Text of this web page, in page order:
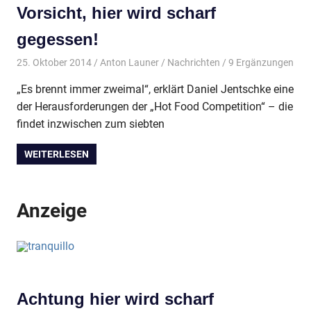
Vorsicht, hier wird scharf
gegessen!
25. Oktober 2014 Anton Launer Nachrichten / 9 Ergänzungen
„Es brennt immer zweimal“, erklärt Daniel Jentschke eine
der Herausforderungen der „Hot Food Competition“ – die
findet inzwischen zum siebten
WEITERLESEN
Anzeige
Achtung hier wird scharf